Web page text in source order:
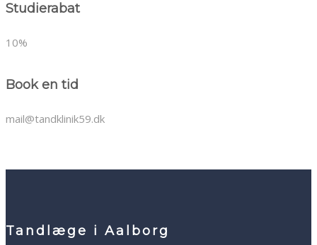
Studierabat
10%
Book en tid
mail@tandklinik59.dk
Tandlæge i Aalborg